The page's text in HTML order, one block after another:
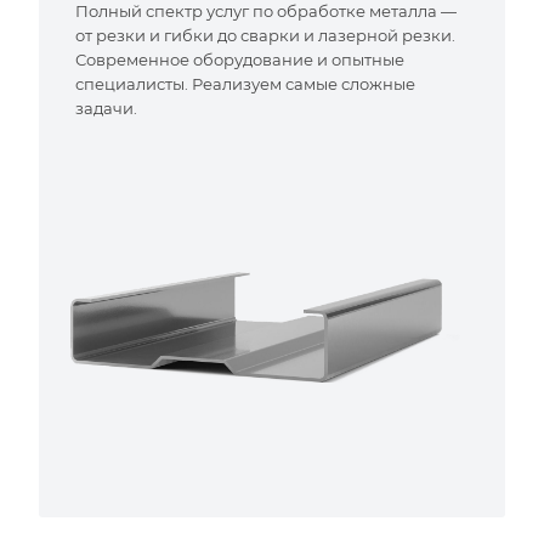
Полный спектр услуг по обработке металла —
от резки и гибки до сварки и лазерной резки.
Современное оборудование и опытные
специалисты. Реализуем самые сложные
задачи.